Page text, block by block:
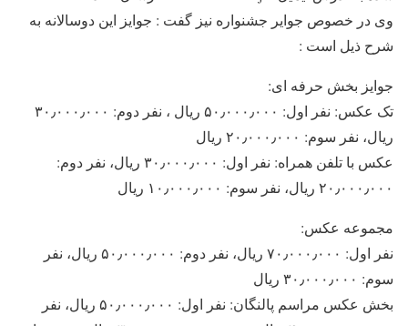
وی در خصوص جوایر جشنواره نیز گفت : جوایز این دوسالانه به
شرح ذیل است :
جوایز بخش حرفه ای:
تک عکس: نفر اول: ۵۰٫۰۰۰٫۰۰۰ ریال ، نفر دوم: ۳۰٫۰۰۰٫۰۰۰
ریال، نفر سوم: ۲۰٫۰۰۰٫۰۰۰ ریال
عکس با تلفن همراه: نفر اول: ۳۰٫۰۰۰٫۰۰۰ ریال، نفر دوم:
۲۰٫۰۰۰٫۰۰۰ ریال، نفر سوم: ۱۰٫۰۰۰٫۰۰۰ ریال
مجموعه عکس:
نفر اول: ۷۰٫۰۰۰٫۰۰۰ ریال، نفر دوم: ۵۰٫۰۰۰٫۰۰۰ ریال، نفر
سوم: ۳۰٫۰۰۰٫۰۰۰ ریال
بخش عکس مراسم پالنگان: نفر اول: ۵۰٫۰۰۰٫۰۰۰ ریال، نفر